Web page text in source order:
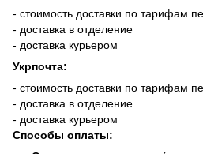
- стоимость доставки по тарифам
- доставка в отделение
- доставка курьером
Укрпочта:
- стоимость доставки по тарифам
- доставка в отделение
- доставка курьером
Способы оплаты: